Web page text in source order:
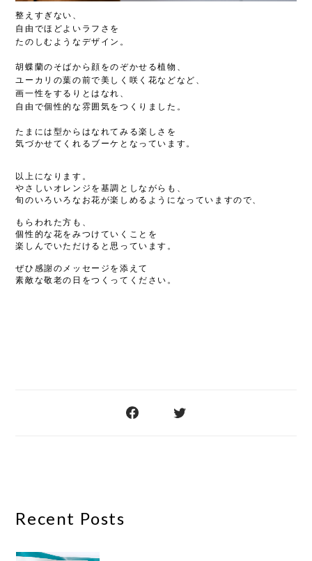
整えすぎない、
自由でほどよいラフさを
たのしむようなデザイン。
胡蝶蘭のそばから顔をのぞかせる植物、
ユーカリの葉の前で美しく咲く花などなど、
画一性をするりとはなれ、
自由で個性的な雰囲気をつくりました。
たまには型からはなれてみる楽しさを
気づかせてくれるブーケとなっています。
以上になります。
やさしいオレンジを基調としながらも、
旬のいろいろなお花が楽しめるようになっていますので、
もらわれた方も、
個性的な花をみつけていくことを
楽しんでいただけると思っています。
ぜひ感謝のメッセージを添えて
素敵な敬老の日をつくってください。
Recent Posts